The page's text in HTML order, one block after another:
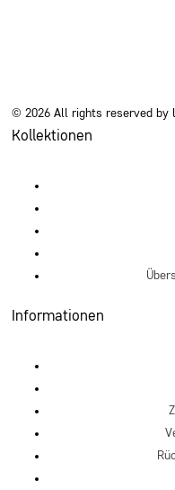
© 2026 All rights reserved by
Kollektionen
Informationen